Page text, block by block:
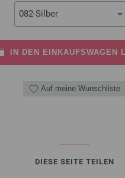
IN DEN EINKAUFSWAGEN
Auf meine Wunschliste
DIESE SEITE TEILEN